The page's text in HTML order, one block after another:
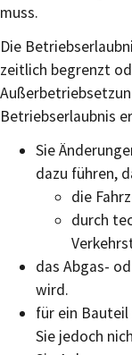
muss.
Die
zeitlich begrenzt
Betriebserlaubnis
Sie
dazu führen,
die
durch
das Abgas-
wird.
für ein
Sie jedoch